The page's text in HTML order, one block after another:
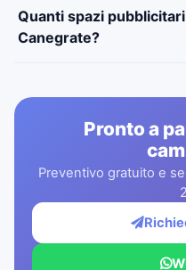
Quanti spazi
Canegrate?
Pronto a
Preventivo gratuito e